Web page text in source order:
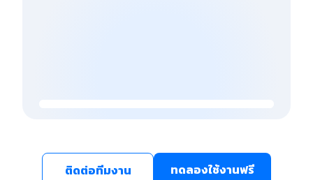
ติดต่อทีมงาน ทดลองใช้งานฟรี